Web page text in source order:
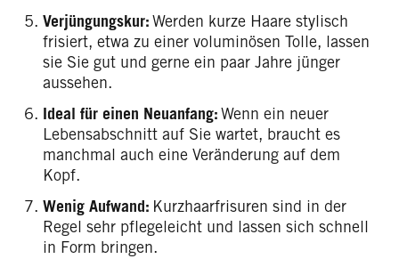
Verjüngungskur:Werden kurze Haare stylisch
frisiert, etwa zu einer voluminösen Tolle, lassen
sie Sie gut und gerne ein paar Jahre jünger
aussehen.
Ideal für einen Neuanfang:Wenn ein neuer
Lebensabschnitt auf Sie wartet, braucht es
manchmal auch eine Veränderung auf dem
Kopf.
Wenig Aufwand: Kurzhaarfrisuren sind in der
Regel sehr pflegeleicht und lassen sich schnell
in Form bringen.